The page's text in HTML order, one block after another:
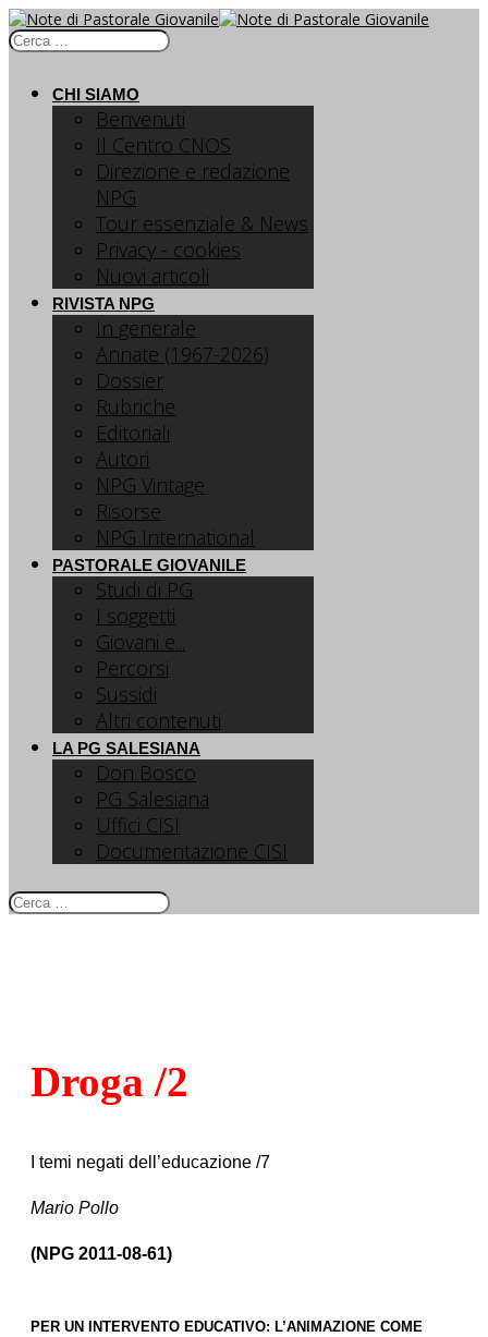
CHI SIAMO
Benvenuti
Il Centro CNOS
Direzione e redazione
NPG
Tour essenziale & News
Privacy - cookies
Nuovi articoli
RIVISTA NPG
In generale
Annate (1967-2026)
Dossier
Rubriche
Editoriali
Autori
NPG Vintage
Risorse
NPG International
PASTORALE GIOVANILE
Studi di PG
I soggetti
Giovani e...
Percorsi
Sussidi
Altri contenuti
LA PG SALESIANA
Don Bosco
PG Salesiana
Uffici CISI
Documentazione CISI
Droga /2
I temi negati dell’educazione /7
Mario Pollo
(NPG 2011-08-61)
PER UN INTERVENTO EDUCATIVO: L’ANIMAZIONE COME